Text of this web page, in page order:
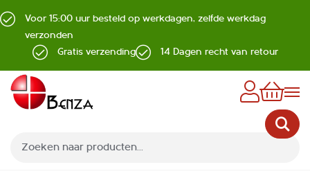
Voor 15:00 uur besteld op werkdagen, zelfde werkdag
verzonden
Gratis verzending
14 Dagen recht van retour